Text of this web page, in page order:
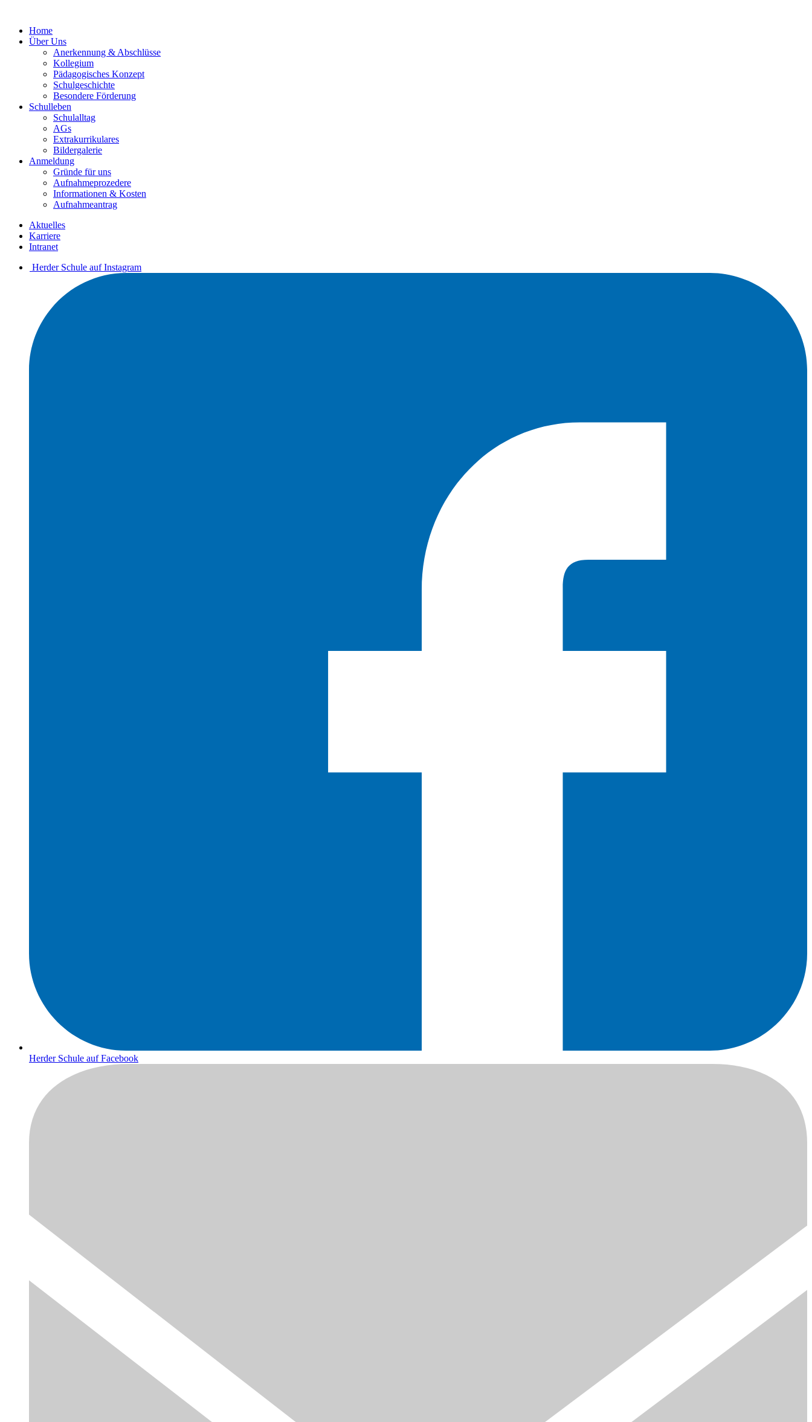
Home
Über Uns
Anerkennung & Abschlüsse
Kollegium
Pädagogisches Konzept
Schulgeschichte
Besondere Förderung
Schulleben
Schulalltag
AGs
Extrakurrikulares
Bildergalerie
Anmeldung
Gründe für uns
Aufnahmeprozedere
Informationen & Kosten
Aufnahmeantrag
Aktuelles
Karriere
Intranet
Herder Schule auf Instagram
Herder Schule auf Facebook